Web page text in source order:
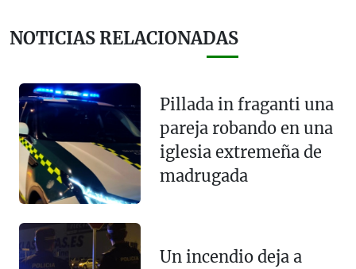
NOTICIAS RELACIONADAS
Pillada in fraganti una
pareja robando en una
iglesia extremeña de
madrugada
Un incendio deja a